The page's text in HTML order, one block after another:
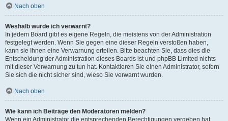
Nach oben
Weshalb wurde ich verwarnt?
In jedem Board gibt es eigene Regeln, die meistens von der Administration
festgelegt werden. Wenn Sie gegen eine dieser Regeln verstoßen haben,
kann sie Ihnen eine Verwarnung erteilen. Bitte beachten Sie, dass dies die
Entscheidung der Administration dieses Boards ist und phpBB Limited nichts
mit dieser Verwarnung zu tun hat. Kontaktieren Sie einen Administrator, sofern
Sie sich die nicht sicher sind, wieso Sie verwarnt wurden.
Nach oben
Wie kann ich Beiträge den Moderatoren melden?
Wenn ein Administrator die entsprechenden Berechtigungen vergeben hat,